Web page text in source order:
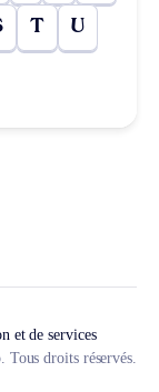
T U
et de services
droits réservés.